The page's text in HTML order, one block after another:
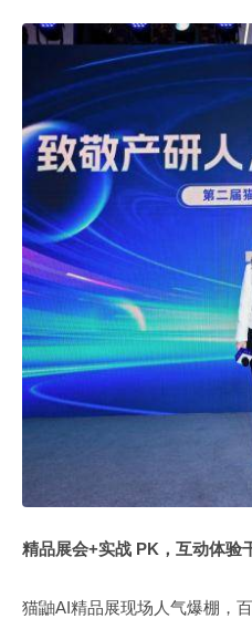
精品展会+实战 PK，互动体验
猫鼬AI精品展现场人气爆棚，